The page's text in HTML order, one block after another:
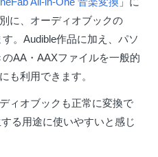
に、オーディオブックの
。Audible作品に加え、パソ
AA・AAXファイルを一般的
も利用できます。
ィオブックも正常に変換で
る用途に使いやすいと感じ